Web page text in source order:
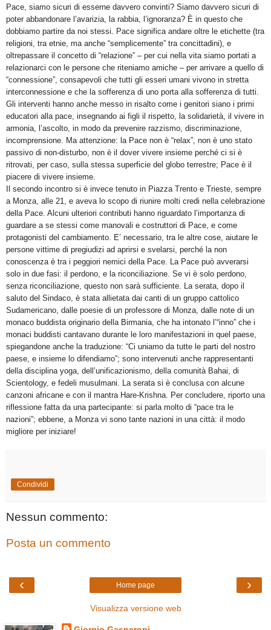
Pace, siamo sicuri di esserne davvero convinti? Siamo davvero sicuri di
poter abbandonare l’avarizia, la rabbia, l’ignoranza? È in questo che
dobbiamo partire da noi stessi. Pace significa andare oltre le etichette (tra
religioni, tra etnie, ma anche “semplicemente” tra concittadini), e
oltrepassare il concetto di “relazione” – per cui nella vita siamo portati a
relazionarci con le persone che riteniamo amiche – per arrivare a quello di
“connessione”, consapevoli che tutti gli esseri umani vivono in stretta
interconnessione e che la sofferenza di uno porta alla sofferenza di tutti.
Gli interventi hanno anche messo in risalto come i genitori siano i primi
educatori alla pace, insegnando ai figli il rispetto, la solidarietà, il vivere in
armonia, l’ascolto, in modo da prevenire razzismo, discriminazione,
incomprensione. Ma attenzione: la Pace non è “relax”, non è uno stato
passivo di non-disturbo, non è il dover vivere insieme perché ci si è
ritrovati, per caso, sulla stessa superficie del globo terrestre; Pace è il
piacere di vivere insieme.
Il secondo incontro si è invece tenuto in Piazza Trento e Trieste, sempre
a Monza, alle 21, e aveva lo scopo di riunire molti credi nella celebrazione
della Pace. Alcuni ulteriori contributi hanno riguardato l’importanza di
guardare a se stessi come manovali e costruttori di Pace, e come
protagonisti del cambiamento. E’ necessario, tra le altre cose, aiutare le
persone vittime di pregiudizi ad aprirsi e svelarsi, perché la non
conoscenza è tra i peggiori nemici della Pace. La Pace può avverarsi
solo in due fasi: il perdono, e la riconciliazione. Se vi è solo perdono,
senza riconciliazione, questo non sarà sufficiente. La serata, dopo il
saluto del Sindaco, è stata allietata dai canti di un gruppo cattolico
Sudamericano, dalle poesie di un professore di Monza, dalle note di un
monaco buddista originario della Birmania, che ha intonato l’“inno” che i
monaci buddisti cantavano durante le loro manifestazioni in quel paese,
spiegandone anche la traduzione: “Ci uniamo da tutte le parti del nostro
paese, e insieme lo difendiamo”; sono intervenuti anche rappresentanti
della disciplina yoga, dell’unificazionismo, della comunità Bahai, di
Scientology, e fedeli musulmani. La serata si è conclusa con alcune
canzoni africane e con il mantra Hare-Krishna. Per concludere, riporto una
riflessione fatta da una partecipante: si parla molto di “pace tra le
nazioni”; ebbene, a Monza vi sono tante nazioni in una città: il modo
migliore per iniziare!
Condividi
Nessun commento:
Posta un commento
‹ ›
Home page
Visualizza versione web